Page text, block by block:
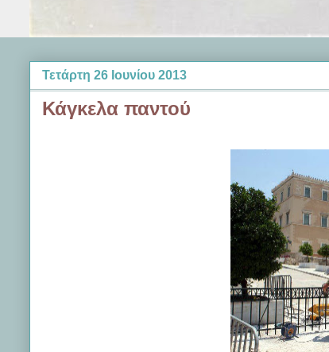
Τετάρτη 26 Ιουνίου 2013
Κάγκελα παντού